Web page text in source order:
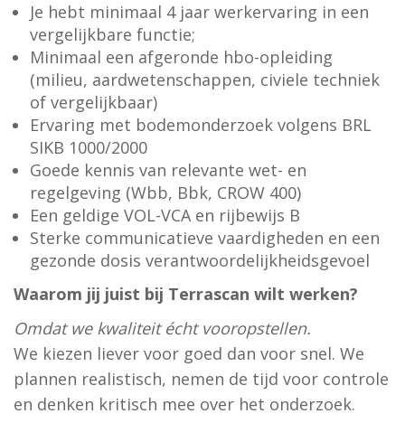
Je hebt minimaal 4 jaar werkervaring in een
vergelijkbare functie;
Minimaal een afgeronde hbo-opleiding
(milieu, aardwetenschappen, civiele techniek
of vergelijkbaar)
Ervaring met bodemonderzoek volgens BRL
SIKB 1000/2000
Goede kennis van relevante wet- en
regelgeving (Wbb, Bbk, CROW 400)
Een geldige VOL-VCA en rijbewijs B
Sterke communicatieve vaardigheden en een
gezonde dosis verantwoordelijkheidsgevoel
Waarom jij juist bij Terrascan wilt werken?
Omdat we kwaliteit écht vooropstellen.
We kiezen liever voor goed dan voor snel. We
plannen realistisch, nemen de tijd voor controle
en denken kritisch mee over het onderzoek.